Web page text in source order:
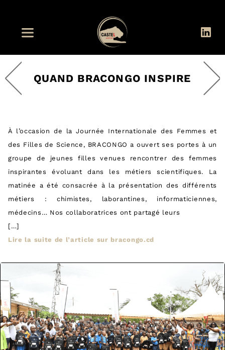
QUAND BRACONGO INSPIRE
À l’occasion de la Journée Internationale des Femmes et
des Filles de Science, BRACONGO a ouvert ses portes à un
groupe de jeunes filles venues rencontrer des femmes
inspirantes évoluant dans les métiers scientifiques. La
matinée a été consacrée à la présentation des différents
métiers : chimistes, laborantines, informaticiennes,
médecins… Nos collaboratrices ont partagé leurs
[…]
Lire la suite de l’article sur bracongo.cd